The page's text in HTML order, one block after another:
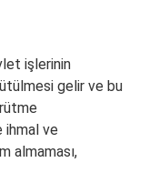
işlerinin
gelir ve bu
ihmal ve
almaması,